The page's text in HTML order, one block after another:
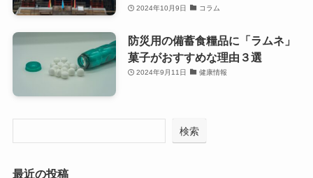
2024年10月9日 コラム
防災用の備蓄食糧品に「ラムネ」
菓子がおすすめな理由３選
2024年9月11日 健康情報
検索
最近の投稿